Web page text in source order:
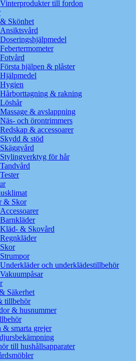
Vinterprodukter till fordon
Skönhet
Ansiktsvård
Doseringshjälpmedel
Febertermometer
Fotvård
Första hjälpen & plåster
Hjälpmedel
Hygien
Hårborttagning & rakning
Löshår
Massage & avslappning
Näs- och örontrimmers
Redskap & accessoarer
Skydd & stöd
Skäggvård
Stylingverktyg för hår
Tandvård
Tester
& Skor
Accessoarer
Barnkläder
Kläd- & Skovård
Regnkläder
Skor
Strumpor
Underkläder och underklädestillbehör
Vakuumpåsar
Säkerhet
tillbehör
& husnummer
& smarta grejer
till hushållsapparater